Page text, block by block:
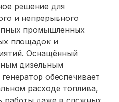
решение для
и непрерывного
промышленных
площадок и
Оснащённый
дизельным
обеспечивает
расходе топлива,
работы даже в сложных